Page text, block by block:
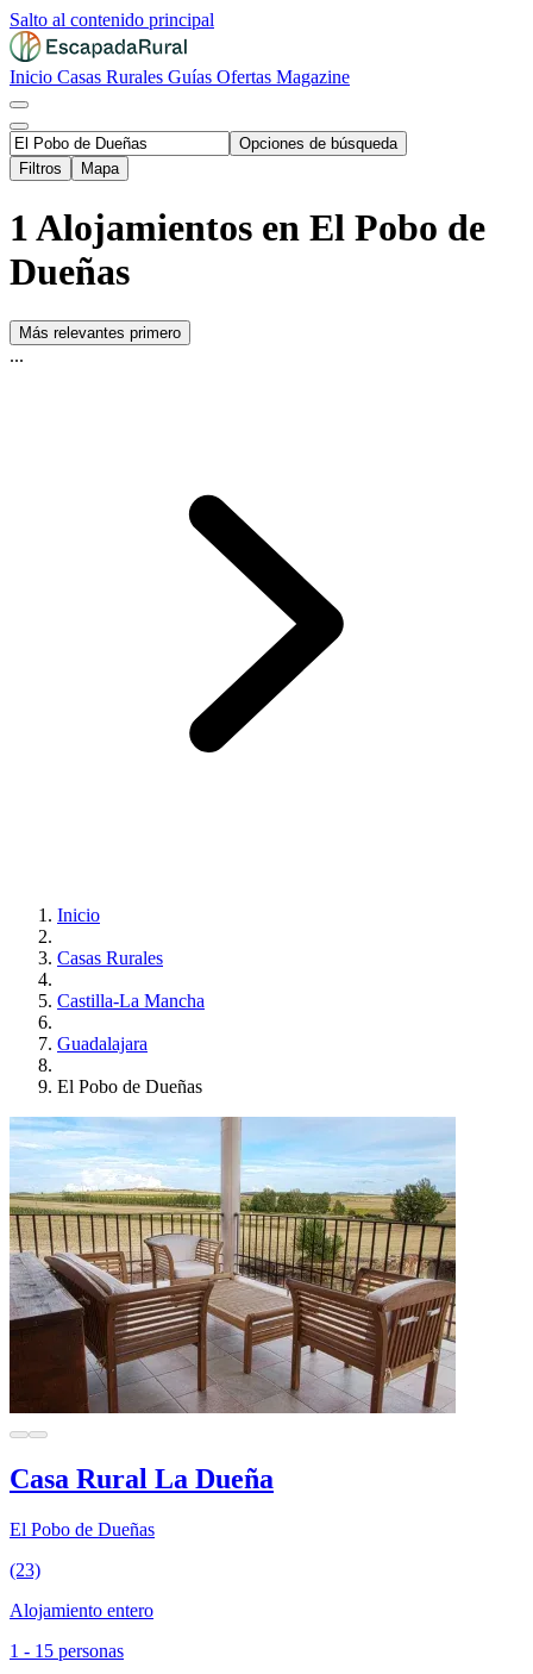
Salto al contenido principal
Inicio Casas Rurales Guías Ofertas Magazine
Opciones de búsqueda
Filtros
Mapa
1 Alojamientos en El Pobo de
Dueñas
Más relevantes primero
...
Inicio
Casas Rurales
Castilla-La Mancha
Guadalajara
El Pobo de Dueñas
Casa Rural La Dueña
El Pobo de Dueñas
(23)
Alojamiento entero
1 - 15 personas